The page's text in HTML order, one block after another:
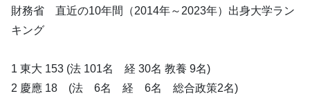
財務省 直近の10年間（2014年～2023年）出身大学ラン
キング
1 東大 153 (法 101名 経 30名 教養 9名)
2 慶應 18 (法 6名 経 6名 総合政策2名)